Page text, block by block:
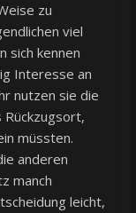
zu
viel
sich kennen
Interesse an
nutzen sie die
Rückzugsort,
müssten.
anderen
manch
leicht,